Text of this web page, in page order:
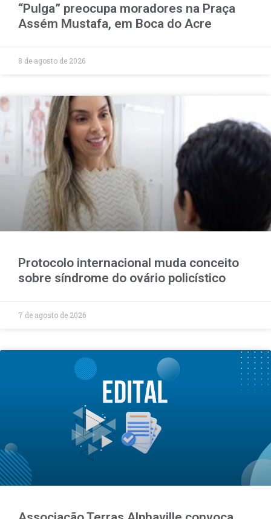
“Pulga” preocupa moradores na Praça
Assém Mustafa, em Boca do Acre
8 de agosto de 2026
Protocolo internacional muda conceito
sobre síndrome do ovário policístico
7 de agosto de 2026